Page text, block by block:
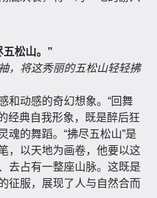
松山。”
，将这秀丽的五松山轻轻拂
和动感的奇幻想象。“回舞
经典自我形象，既是醉后狂
魂的舞蹈。“拂尽五松山”是
，以天地为画卷，他要以这
去占有一整座山脉。这既是
征服，展现了人与自然合而